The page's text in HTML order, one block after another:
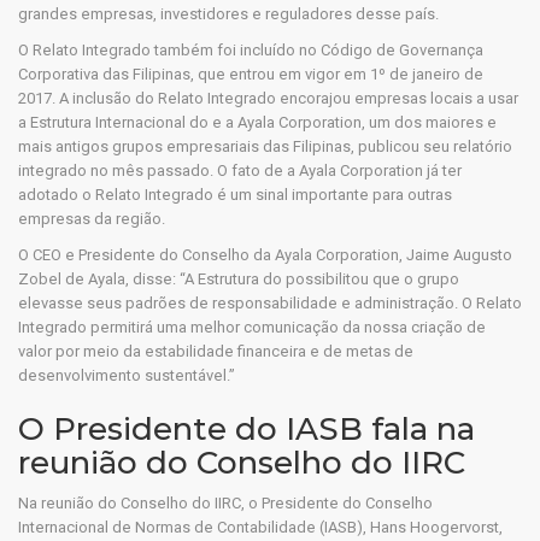
grandes empresas, investidores e reguladores desse país.
O Relato Integrado também foi incluído no Código de Governança
Corporativa das Filipinas, que entrou em vigor em 1º de janeiro de
2017. A inclusão do Relato Integrado encorajou empresas locais a usar
a Estrutura Internacional do e a Ayala Corporation, um dos maiores e
mais antigos grupos empresariais das Filipinas, publicou seu relatório
integrado no mês passado. O fato de a Ayala Corporation já ter
adotado o Relato Integrado é um sinal importante para outras
empresas da região.
O CEO e Presidente do Conselho da Ayala Corporation, Jaime Augusto
Zobel de Ayala, disse: “A Estrutura do possibilitou que o grupo
elevasse seus padrões de responsabilidade e administração. O Relato
Integrado permitirá uma melhor comunicação da nossa criação de
valor por meio da estabilidade financeira e de metas de
desenvolvimento sustentável.”
O Presidente do IASB fala na
reunião do Conselho do IIRC
Na reunião do Conselho do IIRC, o Presidente do Conselho
Internacional de Normas de Contabilidade (IASB), Hans Hoogervorst,